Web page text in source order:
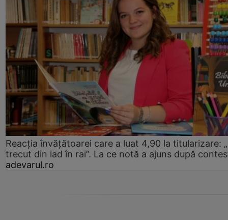
Reacția învățătoarei care a luat 4,90 la titularizare:
trecut din iad în rai”. La ce notă a ajuns după
adevarul.ro